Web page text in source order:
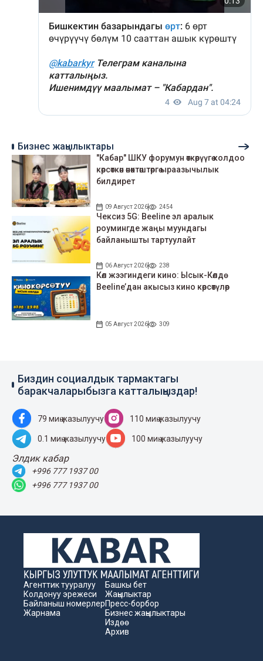
Бизнес жаңылыктары
"Кабар" ШКУ форумун өткөрүүгө колдоо
көрсөткөн өнөктөштөргө ыраазычылык
билдирет
09 Август 2026 2454
Чексиз 5G: Beeline эл аралык
роумингде жаңы муундагы
байланышты тартуулайт
06 Август 2026 238
Көл жээгиндеги кино: Ысык-Көлдө
Beeline’дан акысыз кино көрсөтүлөр
05 Август 2026 309
Биздин социалдык тармактагы
баракчаларыбызга катталыңыздар!
79 миң жазылуучу 110 миң жазылуучу
0.1 миң жазылуучу 100 миң жазылуучу
Элдик кабар
+996 777 1937 00
+996 777 1937 00
Агенттик тууралуу
Колдонуу эрежеси
Байланыш номерлер
Жарнама
Башкы бет
Жаңылыктар
Пресс-борбор
Бизнес жаңылыктары
Издөө
Архив